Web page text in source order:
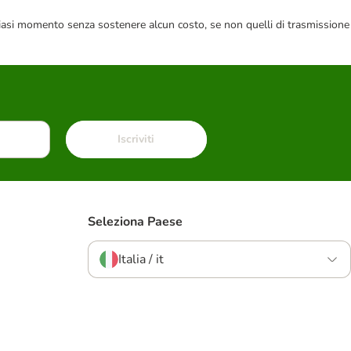
momento senza sostenere alcun costo, se non quelli di trasmissione
Iscriviti
Seleziona Paese
Italia / it